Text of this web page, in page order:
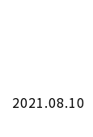
2021.08.10